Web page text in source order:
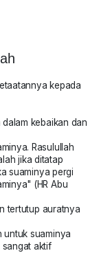
kepada
kebaikan dan
Rasulullah
jika ditatap
suaminya pergi
(HR Abu
tertutup auratnya
untuk suaminya
sangat aktif